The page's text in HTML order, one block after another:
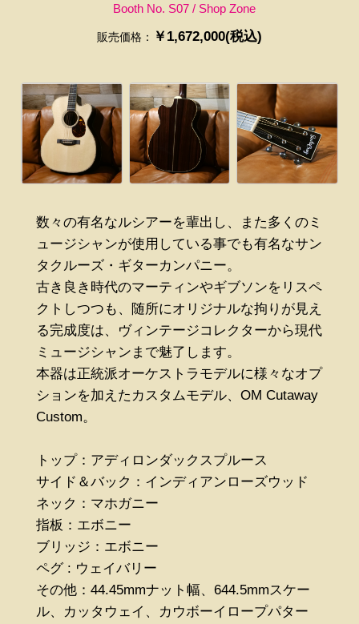
Booth No. S07 / Shop Zone
販売価格： ￥1,672,000(税込)
数々の有名なルシアーを輩出し、また多くのミ
ュージシャンが使用している事でも有名なサン
タクルーズ・ギターカンパニー。
古き良き時代のマーティンやギブソンをリスペ
クトしつつも、随所にオリジナルな拘りが見え
る完成度は、ヴィンテージコレクターから現代
ミュージシャンまで魅了します。
本器は正統派オーケストラモデルに様々なオプ
ションを加えたカスタムモデル、OM Cutaway
Custom。
トップ：アディロンダックスプルース
サイド＆バック：インディアンローズウッド
ネック：マホガニー
指板：エボニー
ブリッジ：エボニー
ペグ : ウェイバリー
その他：44.45mmナット幅、644.5mmスケー
ル、カッタウェイ、カウボーイロープパター